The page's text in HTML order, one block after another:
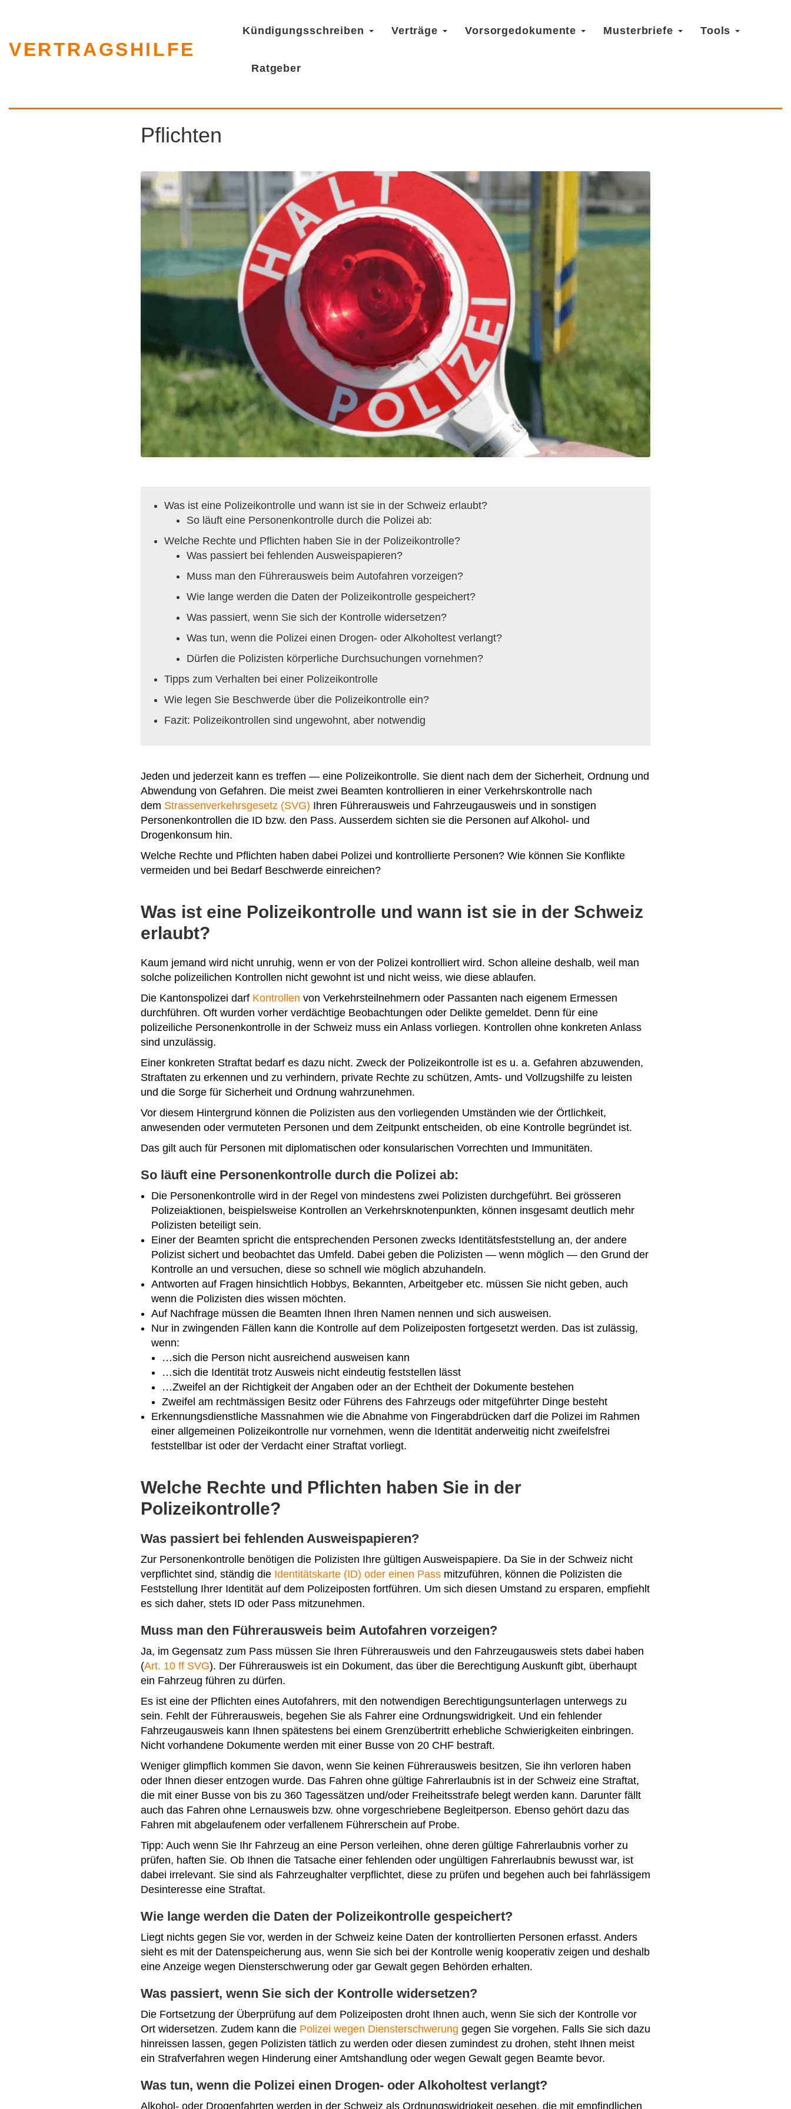
VERTRAGSHILFE
Kündigungsschreiben Verträge Vorsorgedokumente Musterbriefe Tools
Ratgeber
Polizeikontrolle in der Schweiz: Ablauf, Rechte &
Pflichten
Was ist eine Polizeikontrolle und wann ist sie in der Schweiz erlaubt?
So läuft eine Personenkontrolle durch die Polizei ab:
Welche Rechte und Pflichten haben Sie in der Polizeikontrolle?
Was passiert bei fehlenden Ausweispapieren?
Muss man den Führerausweis beim Autofahren vorzeigen?
Wie lange werden die Daten der Polizeikontrolle gespeichert?
Was passiert, wenn Sie sich der Kontrolle widersetzen?
Was tun, wenn die Polizei einen Drogen- oder Alkoholtest verlangt?
Dürfen die Polizisten körperliche Durchsuchungen vornehmen?
Tipps zum Verhalten bei einer Polizeikontrolle
Wie legen Sie Beschwerde über die Polizeikontrolle ein?
Fazit: Polizeikontrollen sind ungewohnt, aber notwendig
Jeden und jederzeit kann es treffen — eine Polizeikontrolle. Sie dient nach dem der Sicherheit, Ordnung und
Abwendung von Gefahren. Die meist zwei Beamten kontrollieren in einer Verkehrskontrolle nach
dem Strassenverkehrsgesetz (SVG) Ihren Führerausweis und Fahrzeugausweis und in sonstigen
Personenkontrollen die ID bzw. den Pass. Ausserdem sichten sie die Personen auf Alkohol- und
Drogenkonsum hin.
Welche Rechte und Pflichten haben dabei Polizei und kontrollierte Personen? Wie können Sie Konflikte
vermeiden und bei Bedarf Beschwerde einreichen?
Was ist eine Polizeikontrolle und wann ist sie in der Schweiz
erlaubt?
Kaum jemand wird nicht unruhig, wenn er von der Polizei kontrolliert wird. Schon alleine deshalb, weil man
solche polizeilichen Kontrollen nicht gewohnt ist und nicht weiss, wie diese ablaufen.
Die Kantonspolizei darf Kontrollen von Verkehrsteilnehmern oder Passanten nach eigenem Ermessen
durchführen. Oft wurden vorher verdächtige Beobachtungen oder Delikte gemeldet. Denn für eine
polizeiliche Personenkontrolle in der Schweiz muss ein Anlass vorliegen. Kontrollen ohne konkreten Anlass
sind unzulässig.
Einer konkreten Straftat bedarf es dazu nicht. Zweck der Polizeikontrolle ist es u. a. Gefahren abzuwenden,
Straftaten zu erkennen und zu verhindern, private Rechte zu schützen, Amts- und Vollzugshilfe zu leisten
und die Sorge für Sicherheit und Ordnung wahrzunehmen.
Vor diesem Hintergrund können die Polizisten aus den vorliegenden Umständen wie der Örtlichkeit,
anwesenden oder vermuteten Personen und dem Zeitpunkt entscheiden, ob eine Kontrolle begründet ist.
Das gilt auch für Personen mit diplomatischen oder konsularischen Vorrechten und Immunitäten.
So läuft eine Personenkontrolle durch die Polizei ab:
Die Personenkontrolle wird in der Regel von mindestens zwei Polizisten durchgeführt. Bei grösseren
Polizeiaktionen, beispielsweise Kontrollen an Verkehrsknotenpunkten, können insgesamt deutlich mehr
Polizisten beteiligt sein.
Einer der Beamten spricht die entsprechenden Personen zwecks Identitätsfeststellung an, der andere
Polizist sichert und beobachtet das Umfeld. Dabei geben die Polizisten — wenn möglich — den Grund der
Kontrolle an und versuchen, diese so schnell wie möglich abzuhandeln.
Antworten auf Fragen hinsichtlich Hobbys, Bekannten, Arbeitgeber etc. müssen Sie nicht geben, auch
wenn die Polizisten dies wissen möchten.
Auf Nachfrage müssen die Beamten Ihnen Ihren Namen nennen und sich ausweisen.
Nur in zwingenden Fällen kann die Kontrolle auf dem Polizeiposten fortgesetzt werden. Das ist zulässig,
wenn:
…sich die Person nicht ausreichend ausweisen kann
…sich die Identität trotz Ausweis nicht eindeutig feststellen lässt
…Zweifel an der Richtigkeit der Angaben oder an der Echtheit der Dokumente bestehen
Zweifel am rechtmässigen Besitz oder Führens des Fahrzeugs oder mitgeführter Dinge besteht
Erkennungsdienstliche Massnahmen wie die Abnahme von Fingerabdrücken darf die Polizei im Rahmen
einer allgemeinen Polizeikontrolle nur vornehmen, wenn die Identität anderweitig nicht zweifelsfrei
feststellbar ist oder der Verdacht einer Straftat vorliegt.
Welche Rechte und Pflichten haben Sie in der
Polizeikontrolle?
Was passiert bei fehlenden Ausweispapieren?
Zur Personenkontrolle benötigen die Polizisten Ihre gültigen Ausweispapiere. Da Sie in der Schweiz nicht
verpflichtet sind, ständig die Identitätskarte (ID) oder einen Pass mitzuführen, können die Polizisten die
Feststellung Ihrer Identität auf dem Polizeiposten fortführen. Um sich diesen Umstand zu ersparen, empfiehlt
es sich daher, stets ID oder Pass mitzunehmen.
Muss man den Führerausweis beim Autofahren vorzeigen?
Ja, im Gegensatz zum Pass müssen Sie Ihren Führerausweis und den Fahrzeugausweis stets dabei haben
(Art. 10 ff SVG). Der Führerausweis ist ein Dokument, das über die Berechtigung Auskunft gibt, überhaupt
ein Fahrzeug führen zu dürfen.
Es ist eine der Pflichten eines Autofahrers, mit den notwendigen Berechtigungsunterlagen unterwegs zu
sein. Fehlt der Führerausweis, begehen Sie als Fahrer eine Ordnungswidrigkeit. Und ein fehlender
Fahrzeugausweis kann Ihnen spätestens bei einem Grenzübertritt erhebliche Schwierigkeiten einbringen.
Nicht vorhandene Dokumente werden mit einer Busse von 20 CHF bestraft.
Weniger glimpflich kommen Sie davon, wenn Sie keinen Führerausweis besitzen, Sie ihn verloren haben
oder Ihnen dieser entzogen wurde. Das Fahren ohne gültige Fahrerlaubnis ist in der Schweiz eine Straftat,
die mit einer Busse von bis zu 360 Tagessätzen und/oder Freiheitsstrafe belegt werden kann. Darunter fällt
auch das Fahren ohne Lernausweis bzw. ohne vorgeschriebene Begleitperson. Ebenso gehört dazu das
Fahren mit abgelaufenem oder verfallenem Führerschein auf Probe.
Tipp: Auch wenn Sie Ihr Fahrzeug an eine Person verleihen, ohne deren gültige Fahrerlaubnis vorher zu
prüfen, haften Sie. Ob Ihnen die Tatsache einer fehlenden oder ungültigen Fahrerlaubnis bewusst war, ist
dabei irrelevant. Sie sind als Fahrzeughalter verpflichtet, diese zu prüfen und begehen auch bei fahrlässigem
Desinteresse eine Straftat.
Wie lange werden die Daten der Polizeikontrolle gespeichert?
Liegt nichts gegen Sie vor, werden in der Schweiz keine Daten der kontrollierten Personen erfasst. Anders
sieht es mit der Datenspeicherung aus, wenn Sie sich bei der Kontrolle wenig kooperativ zeigen und deshalb
eine Anzeige wegen Diensterschwerung oder gar Gewalt gegen Behörden erhalten.
Was passiert, wenn Sie sich der Kontrolle widersetzen?
Die Fortsetzung der Überprüfung auf dem Polizeiposten droht Ihnen auch, wenn Sie sich der Kontrolle vor
Ort widersetzen. Zudem kann die Polizei wegen Diensterschwerung gegen Sie vorgehen. Falls Sie sich dazu
hinreissen lassen, gegen Polizisten tätlich zu werden oder diesen zumindest zu drohen, steht Ihnen meist
ein Strafverfahren wegen Hinderung einer Amtshandlung oder wegen Gewalt gegen Beamte bevor.
Was tun, wenn die Polizei einen Drogen- oder Alkoholtest verlangt?
Alkohol- oder Drogenfahrten werden in der Schweiz als Ordnungswidrigkeit gesehen, die mit empfindlichen